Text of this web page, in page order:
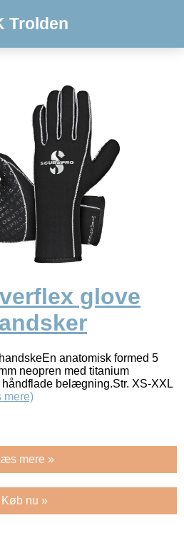
Trolden
glove
anatomisk formed 5
neopren med titanium
belægning.Str. XS-XXL
mere)
mere »
Køb nu »